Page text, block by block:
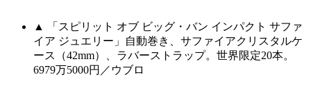
▲ 「スピリット オブ ビッグ・バン インパクト サファ
イア ジュエリー」自動巻き、サファイアクリスタルケ
ース（42mm）、ラバーストラップ。世界限定20本。
6979万5000円／ウブロ